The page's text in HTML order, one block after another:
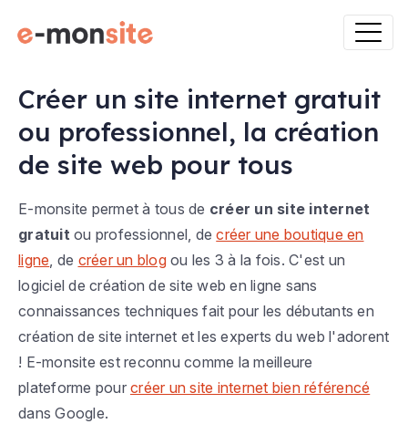
Créer un site internet gratuit
ou professionnel, la création
de site web pour tous
E-monsite permet à tous de créer un site internet
gratuit ou professionnel, decréer une boutique en
ligne , de créer un blogou les 3 à la fois. C'est un
logiciel de création de site web en ligne sans
connaissances techniques fait pour les débutants en
création de site internet et les experts du web l'adorent
! E-monsite est reconnu comme la meilleure
plateforme pour créer un site internet bien référencé
dans Google.